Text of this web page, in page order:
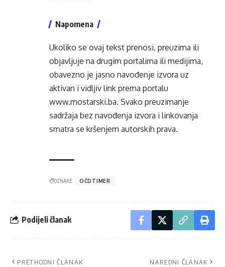
Napomena
Ukoliko se ovaj tekst prenosi, preuzima ili
objavljuje na drugim portalima ili medijima,
obavezno je jasno navođenje izvora uz
aktivan i vidljiv link prema portalu
www.mostarski.ba. Svako preuzimanje
sadržaja bez navođenja izvora i linkovanja
smatra se kršenjem autorskih prava.
OZNAKE: OČDTIMER
Podijeli članak
PRETHODNI ČLANAK NAREDNI ČLANAK